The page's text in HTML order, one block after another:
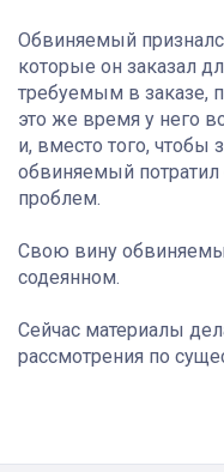
Обвиняемый
которые он заказал
требуемым в заказе,
это же время у него
и, вместо того, чтобы
обвиняемый потратил
проблем.
Свою вину
содеянном.
Сейчас материалы
рассмотрения по